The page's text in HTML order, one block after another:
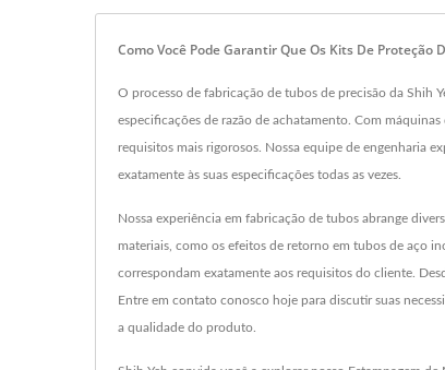
Como Você Pode Garantir Que Os Kits De
O processo de fabricação de tubos de precisão da Shih
especificações de razão de achatamento. Com
requisitos mais rigorosos. Nossa equipe de engenharia
exatamente às suas especificações todas as vezes.
Nossa experiência em fabricação de tubos abrange
materiais, como os efeitos de retorno em tubos de aço
correspondam exatamente aos requisitos do cliente.
Entre em contato conosco hoje para discutir suas
a qualidade do produto.